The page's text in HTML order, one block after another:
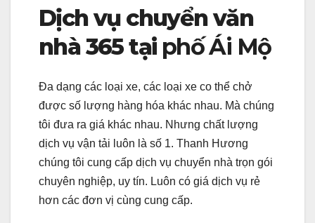
Dịch vụ chuyển văn
nhà 365 tại phố Ái Mộ
Đa dạng các loại xe, các loại xe co thể chở
được số lượng hàng hóa khác nhau. Mà chúng
tôi đưa ra giá khác nhau. Nhưng chất lượng
dịch vụ vận tải luôn là số 1. Thanh Hương
chúng tôi cung cấp dịch vụ chuyển nhà trọn gói
chuyên nghiệp, uy tín. Luôn có giá dịch vụ rẻ
hơn các đơn vị cùng cung cấp.